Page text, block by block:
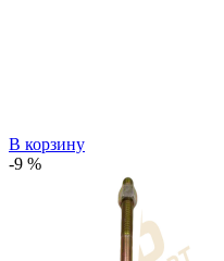
В корзину
-9 %